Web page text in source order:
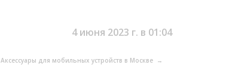
4 июня 2023 г. в 01:04
Аксессуары для мобильных устройств в Москве →